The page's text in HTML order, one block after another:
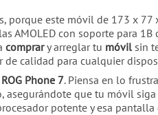
porque este móvil de 173 x
AMOLED con soporte para
comprary arreglar tu móvil sin
de calidad para cualquier
Phone 7. Piensa en lo
asegurándote que tu móvil
potente y esa